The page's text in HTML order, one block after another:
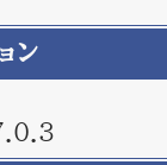
ン